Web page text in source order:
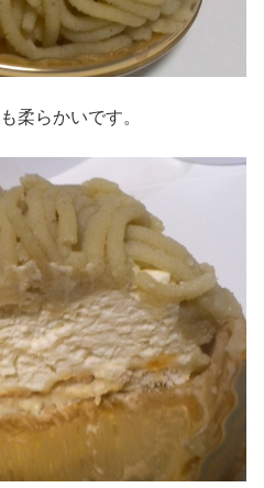
柔らかいです。